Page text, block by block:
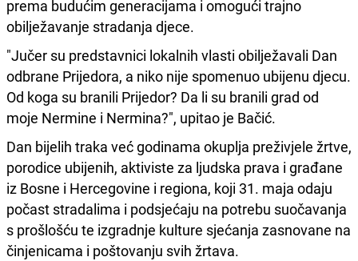
prema budućim generacijama i omogući trajno
obilježavanje stradanja djece.
"Jučer su predstavnici lokalnih vlasti obilježavali Dan
odbrane Prijedora, a niko nije spomenuo ubijenu djecu.
Od koga su branili Prijedor? Da li su branili grad od
moje Nermine i Nermina?", upitao je Bačić.
Dan bijelih traka već godinama okuplja preživjele žrtve,
porodice ubijenih, aktiviste za ljudska prava i građane
iz Bosne i Hercegovine i regiona, koji 31. maja odaju
počast stradalima i podsjećaju na potrebu suočavanja
s prošlošću te izgradnje kulture sjećanja zasnovane na
činjenicama i poštovanju svih žrtava.